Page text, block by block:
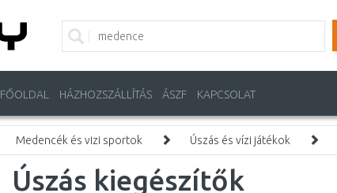
FŐOLDAL HÁZHOZSZÁLLÍTÁS ÁSZF KAPCSOLAT
Medencék és vizi sportok Úszás és vízi játékok
Úszás kiegészítők